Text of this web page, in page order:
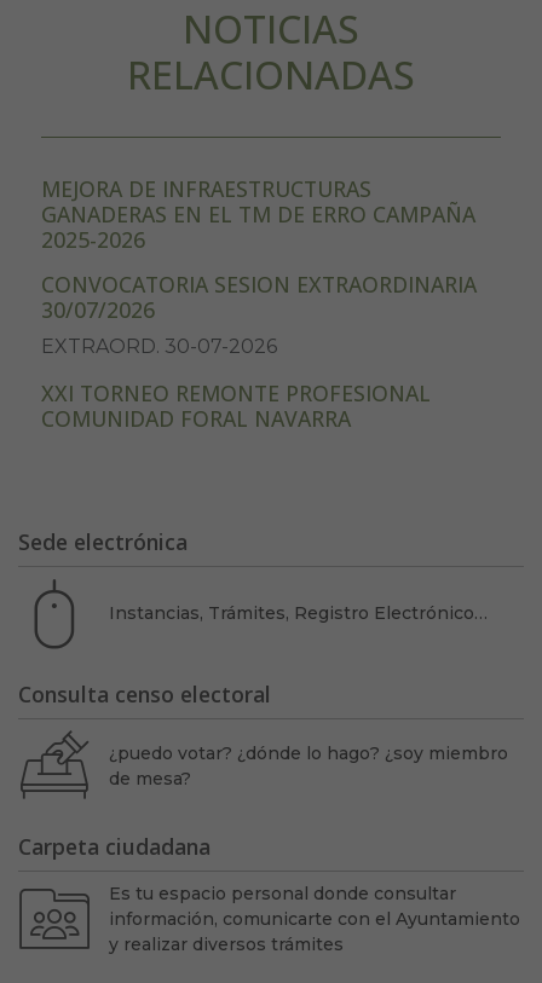
NOTICIAS
RELACIONADAS
MEJORA DE INFRAESTRUCTURAS
GANADERAS EN EL TM DE ERRO CAMPAÑA
2025-2026
CONVOCATORIA SESION EXTRAORDINARIA
30/07/2026
EXTRAORD. 30-07-2026
XXI TORNEO REMONTE PROFESIONAL
COMUNIDAD FORAL NAVARRA
Sede electrónica
Instancias, Trámites, Registro Electrónico…
Consulta censo electoral
¿puedo votar? ¿dónde lo hago? ¿soy miembro
de mesa?
Carpeta ciudadana
Es tu espacio personal donde consultar
información, comunicarte con el Ayuntamiento
y realizar diversos trámites